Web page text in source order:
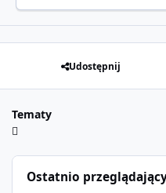
Udostępnij
Tematy
Ostatnio